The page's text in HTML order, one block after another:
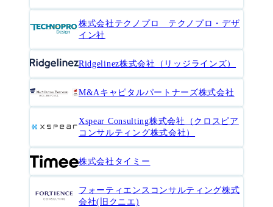
株式会社テクノプロ テクノプロ・デザ
イン社
Ridgelinez株式会社（リッジラインズ）
M&Aキャピタルパートナーズ株式会社
Xspear Consulting株式会社（クロスピア
コンサルティング株式会社）
株式会社タイミー
フォーティエンスコンサルティング株式
会社(旧クニエ)